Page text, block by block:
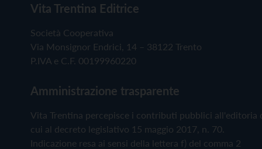
Vita Trentina Editrice
Società Cooperativa
Via Monsignor Endrici, 14 – 38122 Trento
P.IVA e C.F. 00199960220
Amministrazione trasparente
Vita Trentina percepisce i contributi pubblici all'editoria
cui al decreto legislativo 15 maggio 2017, n. 70.
Indicazione resa ai sensi della lettera f) del comma 2